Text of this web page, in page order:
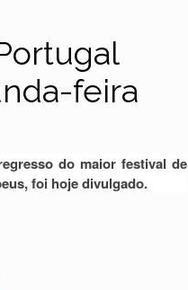
feira
do maior festival de
foi hoje divulgado.